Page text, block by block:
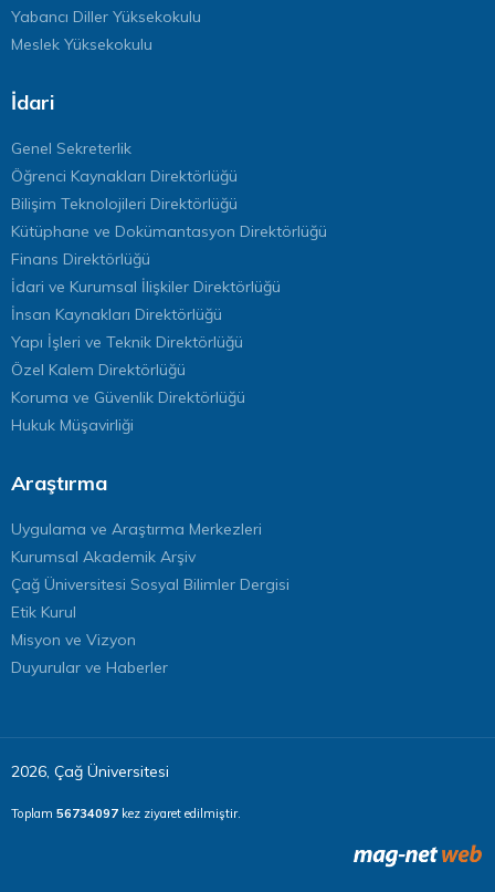
Yabancı Diller Yüksekokulu
Meslek Yüksekokulu
İdari
Genel Sekreterlik
Öğrenci Kaynakları Direktörlüğü
Bilişim Teknolojileri Direktörlüğü
Kütüphane ve Dokümantasyon Direktörlüğü
Finans Direktörlüğü
İdari ve Kurumsal İlişkiler Direktörlüğü
İnsan Kaynakları Direktörlüğü
Yapı İşleri ve Teknik Direktörlüğü
Özel Kalem Direktörlüğü
Koruma ve Güvenlik Direktörlüğü
Hukuk Müşavirliği
Araştırma
Uygulama ve Araştırma Merkezleri
Kurumsal Akademik Arşiv
Çağ Üniversitesi Sosyal Bilimler Dergisi
Etik Kurul
Misyon ve Vizyon
Duyurular ve Haberler
2026, Çağ Üniversitesi
Toplam 56734097 kez ziyaret edilmiştir.